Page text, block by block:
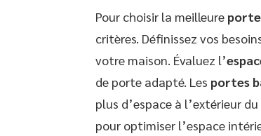
Pour choisir la meilleure
critères. Définissez vos
votre maison. Évaluez l’
de porte adapté. Les portes
plus d’espace à l’extérieur
pour optimiser l’espace